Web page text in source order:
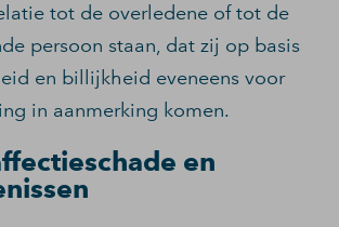
tot de overledene of tot de
persoon staan, dat zij op basis
en billijkheid eveneens voor
in aanmerking komen.
en